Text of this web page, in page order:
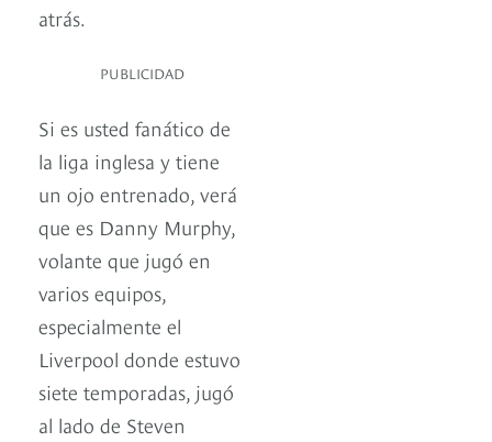
atrás.
PUBLICIDAD
Si es usted fanático de
la liga inglesa y tiene
un ojo entrenado, verá
que es Danny Murphy,
volante que jugó en
varios equipos,
especialmente el
Liverpool donde estuvo
siete temporadas, jugó
al lado de Steven